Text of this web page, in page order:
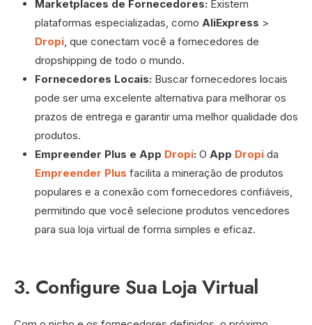
Marketplaces de Fornecedores: Existem
plataformas especializadas, como AliExpress >
Dropi , que conectam você a fornecedores de
dropshipping de todo o mundo.
Fornecedores Locais: Buscar fornecedores locais
pode ser uma excelente alternativa para melhorar os
prazos de entrega e garantir uma melhor qualidade dos
produtos.
Empreender Plus e App Dropi: O App Dropi da
Empreender Plus facilita a mineração de produtos
populares e a conexão com fornecedores confiáveis,
permitindo que você selecione produtos vencedores
para sua loja virtual de forma simples e eficaz.
3. Configure Sua Loja Virtual